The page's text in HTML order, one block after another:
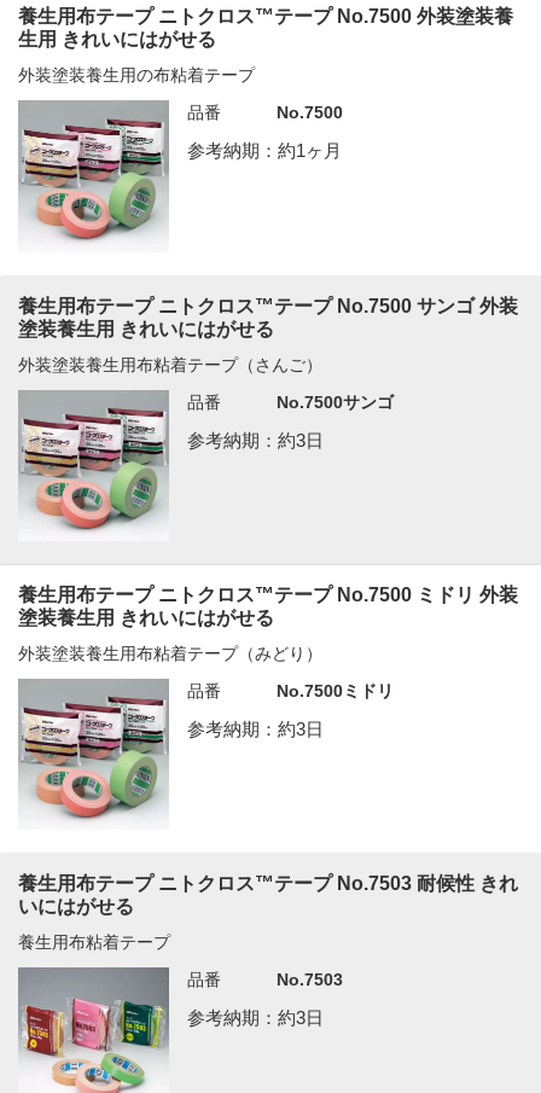
養生用布テープ ニトクロス™テープ No.7500 外装塗装養
生用 きれいにはがせる
外装塗装養生用の布粘着テープ
品番
No.7500
参考納期：約1ヶ月
養生用布テープ ニトクロス™テープ No.7500 サンゴ 外装
塗装養生用 きれいにはがせる
外装塗装養生用布粘着テープ（さんご）
品番
No.7500サンゴ
参考納期：約3日
養生用布テープ ニトクロス™テープ No.7500 ミドリ 外装
塗装養生用 きれいにはがせる
外装塗装養生用布粘着テープ（みどり）
品番
No.7500ミドリ
参考納期：約3日
養生用布テープ ニトクロス™テープ No.7503 耐候性 きれ
いにはがせる
養生用布粘着テープ
品番
No.7503
参考納期：約3日